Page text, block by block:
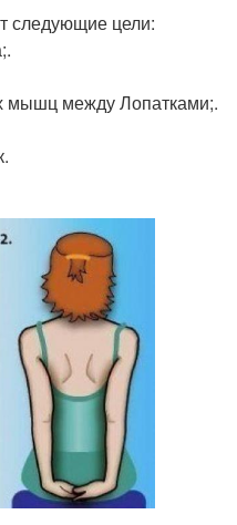
следующие цели:
мышц между Лопатками;.